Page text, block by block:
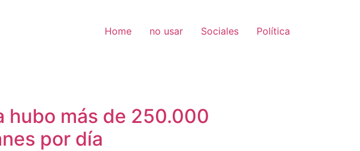
Home no usar Sociales Política
hubo más de 250.000
por día